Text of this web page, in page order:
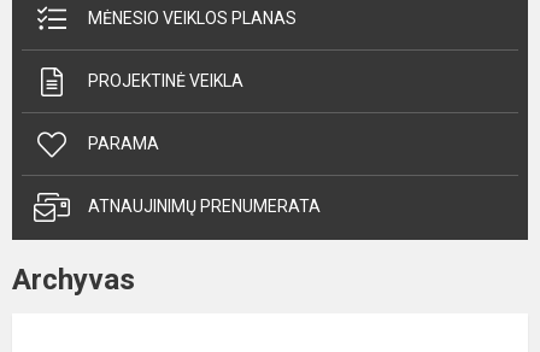
MĖNESIO VEIKLOS PLANAS
PROJEKTINĖ VEIKLA
PARAMA
ATNAUJINIMŲ PRENUMERATA
Archyvas